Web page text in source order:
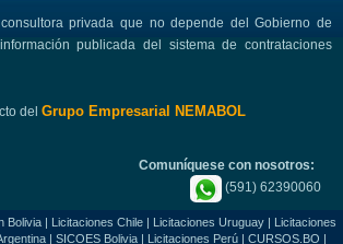
privada que no depende del Gobierno de
publicada del sistema de contrataciones
del Grupo Empresarial NEMABOL
Comuníquese con nosotros:
(591) 62390060
Bolivia| Licitaciones Chile| Licitaciones Uruguay| Licitaciones
| SICOES Bolivia | Licitaciones Perú | CURSOS.BO |